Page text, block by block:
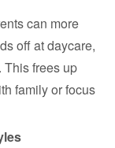
can more
off at daycare,
frees up
family or focus